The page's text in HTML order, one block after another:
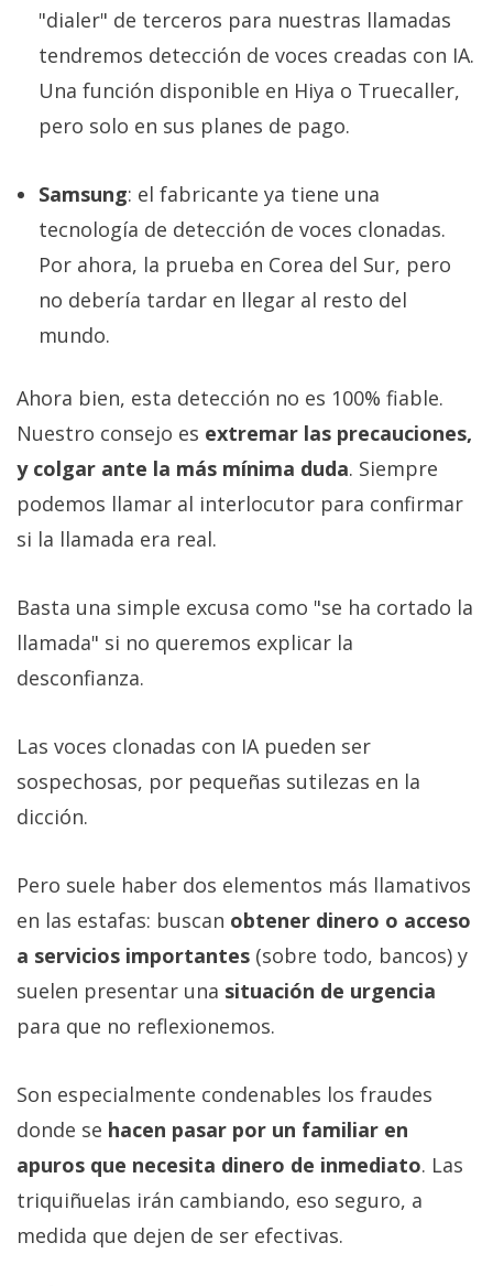
"dialer" de terceros para nuestras llamadas
tendremos detección de voces creadas con IA.
Una función disponible en Hiya o Truecaller,
pero solo en sus planes de pago.
Samsung: el fabricante ya tiene una
tecnología de detección de voces clonadas.
Por ahora, la prueba en Corea del Sur, pero
no debería tardar en llegar al resto del
mundo.
Ahora bien, esta detección no es 100% fiable.
Nuestro consejo es extremar las precauciones,
y colgar ante la más mínima duda. Siempre
podemos llamar al interlocutor para confirmar
si la llamada era real.
Basta una simple excusa como "se ha cortado la
llamada" si no queremos explicar la
desconfianza.
Las voces clonadas con IA pueden ser
sospechosas, por pequeñas sutilezas en la
dicción.
Pero suele haber dos elementos más llamativos
en las estafas: buscan obtener dinero o acceso
a servicios importantes (sobre todo, bancos) y
suelen presentar una situación de urgencia
para que no reflexionemos.
Son especialmente condenables los fraudes
donde se hacen pasar por un familiar en
apuros que necesita dinero de inmediato. Las
triquiñuelas irán cambiando, eso seguro, a
medida que dejen de ser efectivas.